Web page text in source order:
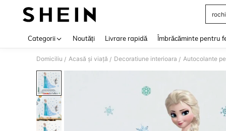
Categorii Noutăți Livrare rapidă Îmbrăcăminte pentru
Domiciliu / Acasă și viață / Decoratiune interioara / Autocolante